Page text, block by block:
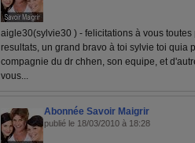
aigle30(sylvie30 ) - felicitations à vous
resultats, un grand bravo à toi sylvie toi quia
compagnie du dr chhen, son equipe, et
vous...
Abonnée Savoir Maigrir
publié le 18/03/2010 à 18:28